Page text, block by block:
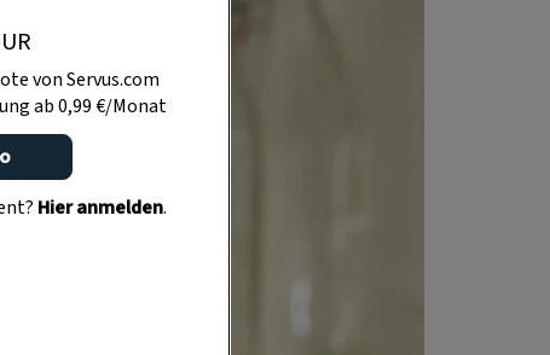
von Servus.com
ab 0,99 €/Monat
Hier anmelden.